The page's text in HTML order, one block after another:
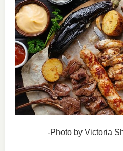
-Photo by Victoria